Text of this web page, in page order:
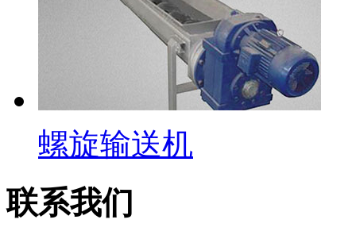
螺旋输送机
联系我们